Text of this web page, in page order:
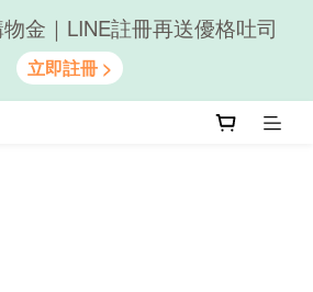
任選6組$899
金｜LINE註冊再送優格吐司